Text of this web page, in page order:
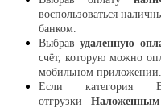
воспользоваться
банком.
Выбравудаленную
счёт, которую можно
мобильном приложении.
Если категория
отгрузки